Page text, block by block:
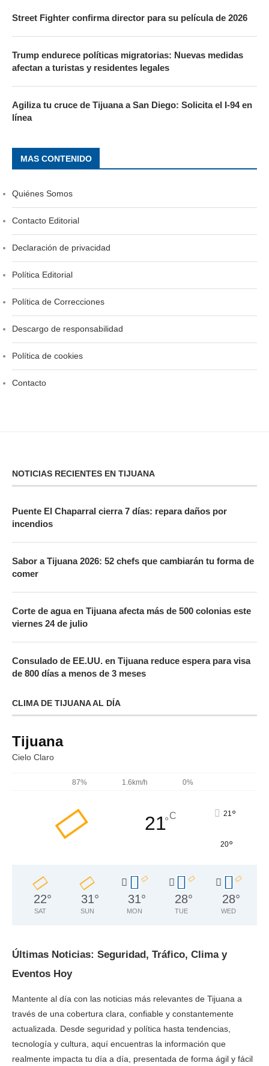
Street Fighter confirma director para su película de 2026
Trump endurece políticas migratorias: Nuevas medidas
afectan a turistas y residentes legales
Agiliza tu cruce de Tijuana a San Diego: Solicita el I-94 en
línea
MAS CONTENIDO
Quiénes Somos
Contacto Editorial
Declaración de privacidad
Política Editorial
Política de Correcciones
Descargo de responsabilidad
Política de cookies
Contacto
NOTICIAS RECIENTES EN TIJUANA
Puente El Chaparral cierra 7 días: repara daños por
incendios
Sabor a Tijuana 2026: 52 chefs que cambiarán tu forma de
comer
Corte de agua en Tijuana afecta más de 500 colonias este
viernes 24 de julio
Consulado de EE.UU. en Tijuana reduce espera para visa
de 800 días a menos de 3 meses
CLIMA DE TIJUANA AL DÍA
Tijuana
Cielo Claro
87% 1.6km/h 0%
21°C 21°
20°
22°
SAT
31°
SUN
31°
MON
28°
TUE
28°
WED
Últimas Noticias: Seguridad, Tráfico, Clima y
Eventos Hoy
Mantente al día con las noticias más relevantes de Tijuana a
través de una cobertura clara, confiable y constantemente
actualizada. Desde seguridad y política hasta tendencias,
tecnología y cultura, aquí encuentras la información que
realmente impacta tu día a día, presentada de forma ágil y fácil